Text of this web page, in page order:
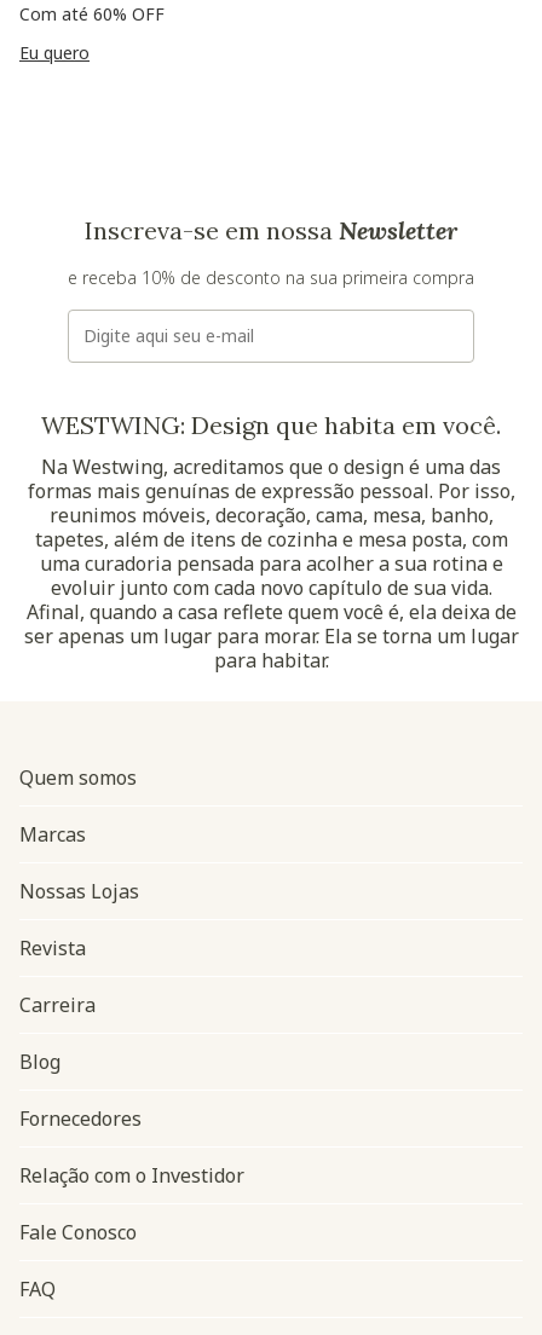
Com até 60% OFF
Eu quero
Inscreva-se em nossa Newsletter
e receba 10% de desconto na sua primeira compra
E-mail
WESTWING: Design que habita em você.
Na Westwing, acreditamos que o design é uma das
formas mais genuínas de expressão pessoal. Por isso,
reunimos móveis, decoração, cama, mesa, banho,
tapetes, além de itens de cozinha e mesa posta, com
uma curadoria pensada para acolher a sua rotina e
evoluir junto com cada novo capítulo de sua vida.
Afinal, quando a casa reflete quem você é, ela deixa de
ser apenas um lugar para morar. Ela se torna um lugar
para habitar.
Navegação do rodapé
Quem somos
Marcas
Nossas Lojas
Revista
Carreira
Blog
Fornecedores
Relação com o Investidor
Fale Conosco
FAQ